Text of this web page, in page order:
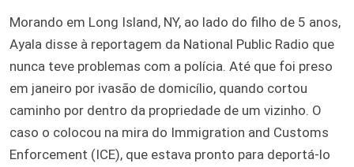
Morando em Long Island, NY, ao lado do filho de 5 anos,
Ayala disse à reportagem da National Public Radio que
nunca teve problemas com a polícia. Até que foi preso
em janeiro por ivasão de domicílio, quando cortou
caminho por dentro da propriedade de um vizinho. O
caso o colocou na mira do Immigration and Customs
Enforcement (ICE), que estava pronto para deportá-lo